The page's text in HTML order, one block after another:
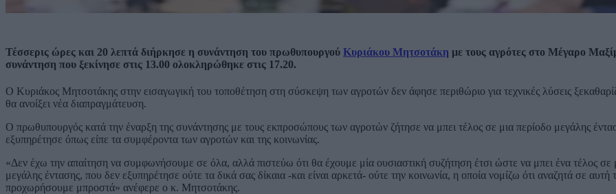
Τέσσερις ώρες και 20 λεπτά διήρκησε η συνάντηση του πρωθυπουργού Κυριάκου Μητσοτάκη με τους αγρότες στο Μέγαρο
συνάντηση που ξεκίνησε στις 13.00 ολοκληρώθηκε στις 17.20.
Ο Κυριάκος Μητσοτάκης στην εισαγωγική του τοποθέτηση στη σύσκεψη των αγροτών δεν άφησε περιθώριο για τεχνικές λύσεις
θα ανοίξει νέα διαπραγμάτευση.
Ο πρωθυπουργός κατά την έναρξη της συνάντησης με τους εκπροσώπους των αγροτών ζήτησε να μπει τέλος σε μια περίοδο μεγάλης
εξυπηρέτησε όπως είπε τα συμφέροντα των αγροτών και της κοινωνίας.
«Δεν έχω την απαίτηση να συμφωνήσουμε σε όλα, αλλά πιστεύω ότι θα έχουμε μία ουσιαστική συζήτηση έτσι ώστε να μπει ένα τέλος σε
μεγάλης έντασης, που δεν εξυπηρέτησε ούτε τα δικά σας δίκαια -και είναι αρκετά- ούτε την κοινωνία, η οποία νομίζω ότι αναζητά σε
προχωρήσουμε μπροστά» ανέφερε ο κ. Μητσοτάκης.